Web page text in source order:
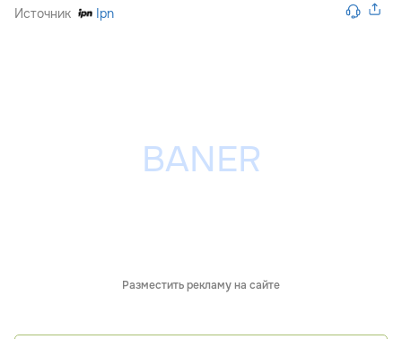
Источник Ipn
Разместить рекламу на сайте